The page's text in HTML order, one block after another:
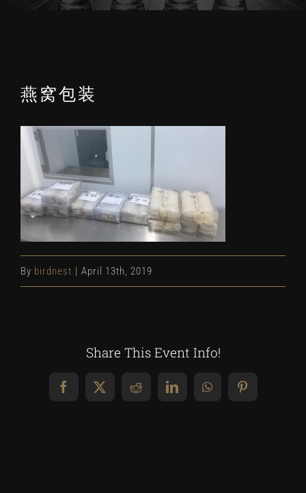
燕窝包装
By birdnest | April 13th, 2019
Share This Event Info!
Facebook
X RedditLinkedInWhatsAppPinterest